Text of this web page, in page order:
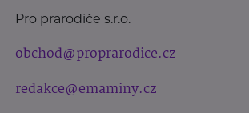
Pro prarodiče s.r.o.
obchod@proprarodice.cz
redakce@emaminy.cz